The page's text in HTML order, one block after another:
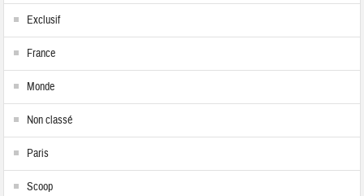
Exclusif
France
Monde
Non classé
Paris
Scoop